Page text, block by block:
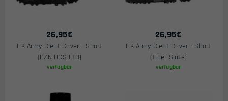
26,95€
HK Army Cleat Cover - Short
(DZN DCS LTD)
verfügbar
26,95€
HK Army Cleat Cover - Short
(Tiger Slate)
verfügbar